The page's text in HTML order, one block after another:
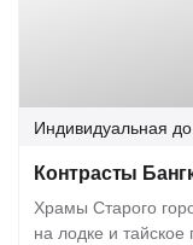
Индивидуальная
Контрасты
Храмы Старого
на лодке и тайское